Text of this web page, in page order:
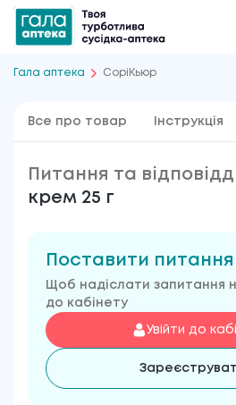
Гала аптека СоріКьюр
Все про товар Інструкція
Питання та
крем 25 г
Поставити питання
Щоб надіслати запитання
до кабінету
Увійти до